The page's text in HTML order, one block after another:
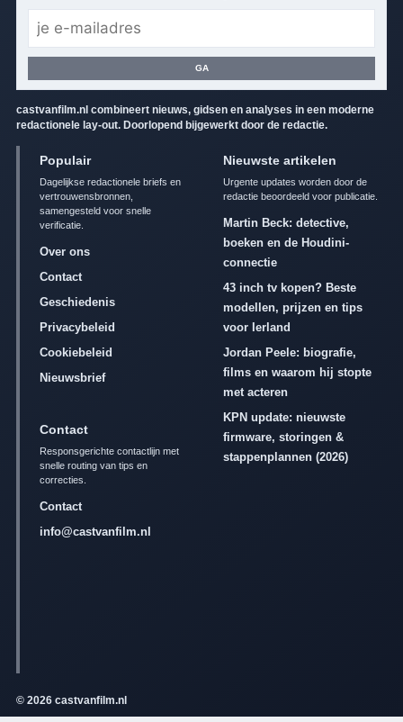
GA
castvanfilm.nl combineert nieuws, gidsen en analyses in een moderne
redactionele lay-out. Doorlopend bijgewerkt door de redactie.
Populair
Dagelijkse redactionele briefs en
vertrouwensbronnen,
samengesteld voor snelle
verificatie.
Over ons
Contact
Geschiedenis
Privacybeleid
Cookiebeleid
Nieuwsbrief
Nieuwste artikelen
Urgente updates worden door de
redactie beoordeeld voor publicatie.
Martin Beck: detective,
boeken en de Houdini-
connectie
43 inch tv kopen? Beste
modellen, prijzen en tips
voor Ierland
Jordan Peele: biografie,
films en waarom hij stopte
met acteren
KPN update: nieuwste
firmware, storingen &
stappenplannen (2026)
Contact
Responsgerichte contactlijn met
snelle routing van tips en
correcties.
Contact
info@castvanfilm.nl
© 2026 castvanfilm.nl